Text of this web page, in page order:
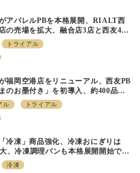
アパレルPBを本格展開、RIALT西
の売場を拡大、融合店3店と西友40
入へ
トライアル
福岡空港店をリニューアル、⻄友PB
のお墨付き」を初導⼊、約400品⽬
ル トライアル
冷凍」商品強化、冷凍おにぎりは
、冷凍調理パンも本格展開開始で約
開へ
冷凍